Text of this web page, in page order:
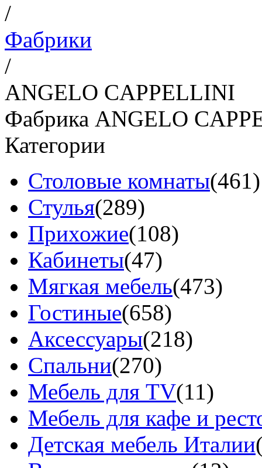
/
Фабрики
/
ANGELO CAPPELLINI
Фабрика ANGELO
Категории
Столовые комнаты(461)
Стулья(289)
Прихожие(108)
Кабинеты(47)
Мягкая мебель(473)
Гостиные(658)
Аксессуары(218)
Спальни(270)
Мебель для TV(11)
Мебель для кафе и
Детская мебель Италии